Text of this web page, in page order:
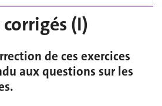
(I)
de ces exercices
aux questions sur les